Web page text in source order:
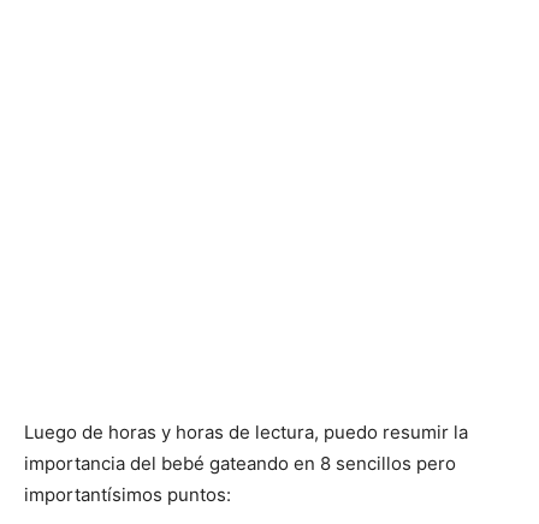
Luego de horas y horas de lectura, puedo resumir la
importancia del bebé gateando en 8 sencillos pero
importantísimos puntos: